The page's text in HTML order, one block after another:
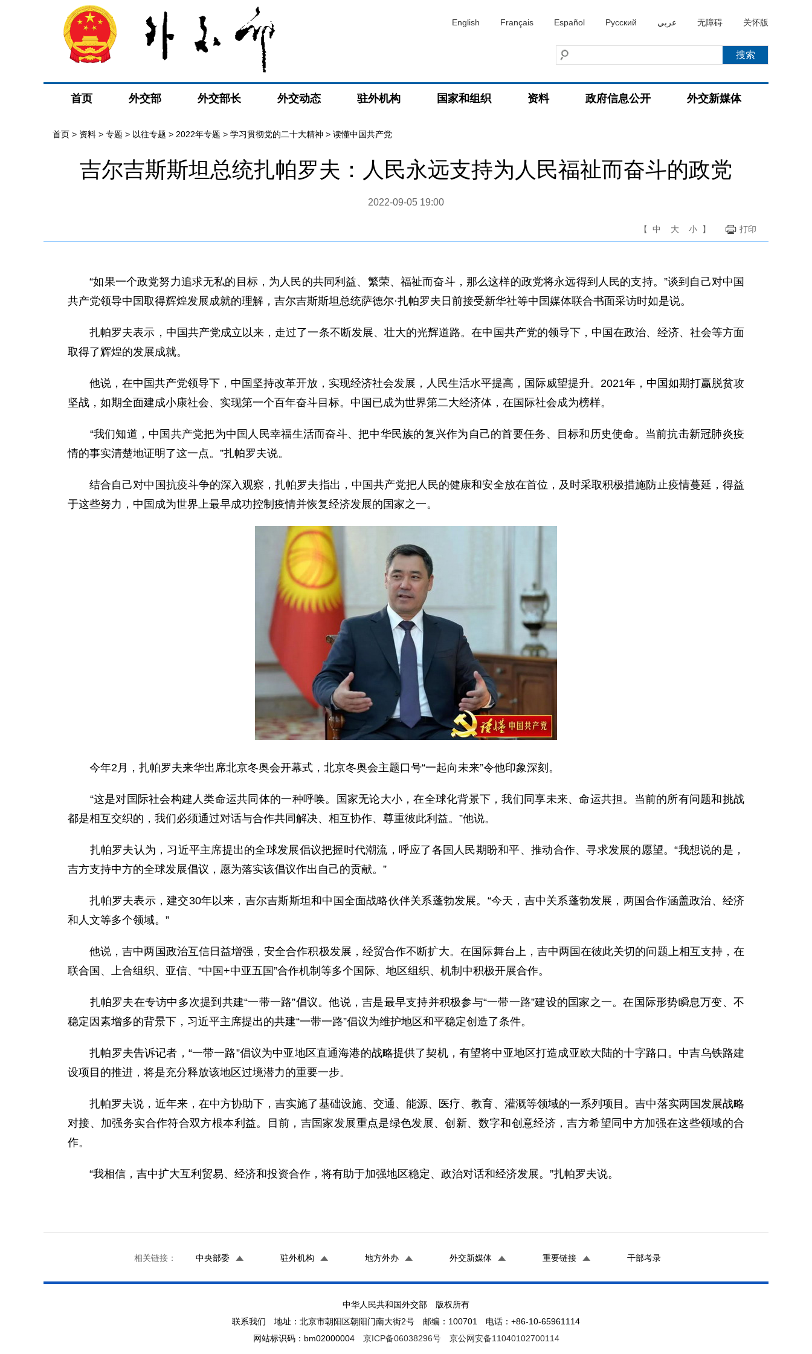
English Français Español Русский عربي 无障碍 关怀版
首页 外交部 外交部长 外交动态 驻外机构 国家和组织 资料 政府信息公开 外交新媒体
首页 > 资料 > 专题 > 以往专题 > 2022年专题 > 学习贯彻党的二十大精神 > 读懂中国共产党
吉尔吉斯斯坦总统扎帕罗夫：人民永远支持为人民福祉而奋斗的政党
2022-09-05 19:00
【 中 大 小 】 打印
“如果一个政党努力追求无私的目标，为人民的共同利益、繁荣、福祉而奋斗，那么这样的政党将永远得到人民的支持。”谈到自己对中国
共产党领导中国取得辉煌发展成就的理解，吉尔吉斯斯坦总统萨德尔·扎帕罗夫日前接受新华社等中国媒体联合书面采访时如是说。
扎帕罗夫表示，中国共产党成立以来，走过了一条不断发展、壮大的光辉道路。在中国共产党的领导下，中国在政治、经济、社会等方面
取得了辉煌的发展成就。
他说，在中国共产党领导下，中国坚持改革开放，实现经济社会发展，人民生活水平提高，国际威望提升。2021年，中国如期打赢脱贫攻
坚战，如期全面建成小康社会、实现第一个百年奋斗目标。中国已成为世界第二大经济体，在国际社会成为榜样。
“我们知道，中国共产党把为中国人民幸福生活而奋斗、把中华民族的复兴作为自己的首要任务、目标和历史使命。当前抗击新冠肺炎疫
情的事实清楚地证明了这一点。”扎帕罗夫说。
结合自己对中国抗疫斗争的深入观察，扎帕罗夫指出，中国共产党把人民的健康和安全放在首位，及时采取积极措施防止疫情蔓延，得益
于这些努力，中国成为世界上最早成功控制疫情并恢复经济发展的国家之一。
今年2月，扎帕罗夫来华出席北京冬奥会开幕式，北京冬奥会主题口号“一起向未来”令他印象深刻。
“这是对国际社会构建人类命运共同体的一种呼唤。国家无论大小，在全球化背景下，我们同享未来、命运共担。当前的所有问题和挑战
都是相互交织的，我们必须通过对话与合作共同解决、相互协作、尊重彼此利益。”他说。
扎帕罗夫认为，习近平主席提出的全球发展倡议把握时代潮流，呼应了各国人民期盼和平、推动合作、寻求发展的愿望。“我想说的是，
吉方支持中方的全球发展倡议，愿为落实该倡议作出自己的贡献。”
扎帕罗夫表示，建交30年以来，吉尔吉斯斯坦和中国全面战略伙伴关系蓬勃发展。“今天，吉中关系蓬勃发展，两国合作涵盖政治、经济
和人文等多个领域。”
他说，吉中两国政治互信日益增强，安全合作积极发展，经贸合作不断扩大。在国际舞台上，吉中两国在彼此关切的问题上相互支持，在
联合国、上合组织、亚信、“中国+中亚五国”合作机制等多个国际、地区组织、机制中积极开展合作。
扎帕罗夫在专访中多次提到共建“一带一路”倡议。他说，吉是最早支持并积极参与“一带一路”建设的国家之一。在国际形势瞬息万变、不
稳定因素增多的背景下，习近平主席提出的共建“一带一路”倡议为维护地区和平稳定创造了条件。
扎帕罗夫告诉记者，“一带一路”倡议为中亚地区直通海港的战略提供了契机，有望将中亚地区打造成亚欧大陆的十字路口。中吉乌铁路建
设项目的推进，将是充分释放该地区过境潜力的重要一步。
扎帕罗夫说，近年来，在中方协助下，吉实施了基础设施、交通、能源、医疗、教育、灌溉等领域的一系列项目。吉中落实两国发展战略
对接、加强务实合作符合双方根本利益。目前，吉国家发展重点是绿色发展、创新、数字和创意经济，吉方希望同中方加强在这些领域的合
作。
“我相信，吉中扩大互利贸易、经济和投资合作，将有助于加强地区稳定、政治对话和经济发展。”扎帕罗夫说。
相关链接： 中央部委 驻外机构 地方外办 外交新媒体 重要链接 干部考录
中华人民共和国外交部 版权所有
联系我们 地址：北京市朝阳区朝阳门南大街2号 邮编：100701 电话：+86-10-65961114
网站标识码：bm02000004 京ICP备06038296号 京公网安备11040102700114